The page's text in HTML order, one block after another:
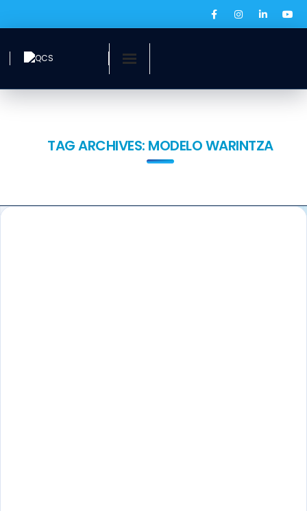
TAG ARCHIVES: MODELO WARINTZA